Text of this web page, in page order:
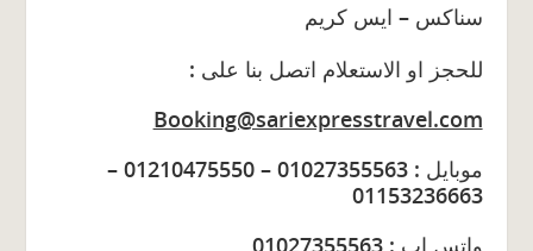
سناكس – ايس كريم
: للحجز او الاستعلام اتصل بنا على
Booking@sariexpresstravel.com
موبايل : 01027355563 – 01210475550 –
01153236663
واتس اب : 01027355563